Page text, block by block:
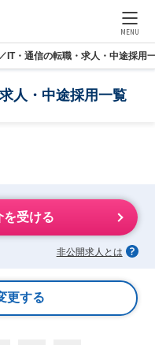
MENU
IT・通信の転職・求人・中途採用
人・中途採用一覧
を受ける
非公開求人とは
更する